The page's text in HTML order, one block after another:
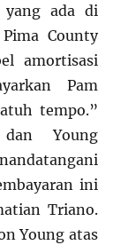
yang ada di
County
amortisasi
Pam
tempo.”
dan Young
ini
Triano.
Young atas